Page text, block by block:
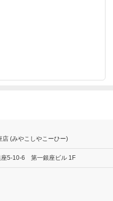
店 (みやこしやこーひー)
座5-10-6 第一銀座ビル 1F